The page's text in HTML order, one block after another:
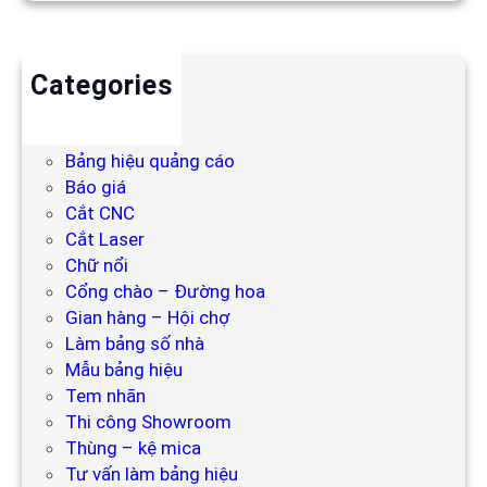
Categories
Bảng hiệu quảng cáo
Báo giá
Cắt CNC
Cắt Laser
Chữ nổi
Cổng chào – Đường hoa
Gian hàng – Hội chợ
Làm bảng số nhà
Mẫu bảng hiệu
Tem nhãn
Thi công Showroom
Thùng – kệ mica
Tư vấn làm bảng hiệu